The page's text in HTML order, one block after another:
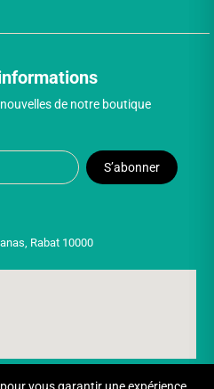
de notre boutique
S’abonner
Rabat 10000